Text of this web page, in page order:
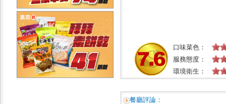
口味菜色：
服務態度：
環境衛生：
餐廳評論：